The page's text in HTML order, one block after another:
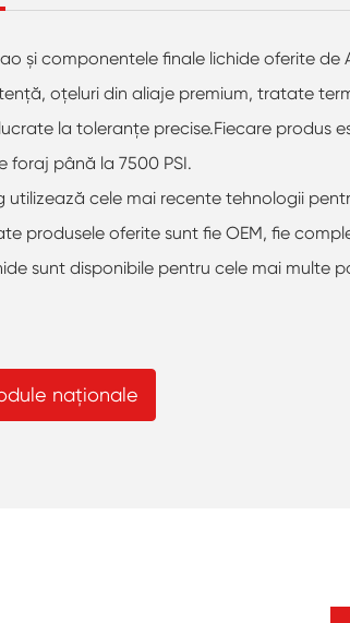
și componentele finale lichide oferite de
oțeluri din aliaje premium, tratate
la toleranțe precise.Fiecare produs
foraj până la 7500 PSI.
utilizează cele mai recente tehnologii
produsele oferite sunt fie OEM, fie
sunt disponibile pentru cele mai multe
naționale